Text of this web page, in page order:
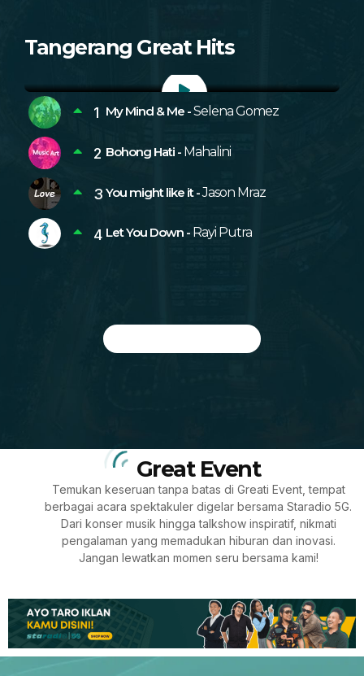
Tangerang Great Hits
Audio
Player
Rayi Putra
My Mind & Me -Selena Gomez
Bohong Hati - Mahalini
You might like it -Jason Mraz
Let You Down - Rayi Putra
Great Event
Temukan keseruan tanpa batas di Greati Event, tempat
berbagai acara spektakuler digelar bersama Staradio 5G.
Dari konser musik hingga talkshow inspiratif, nikmati
pengalaman yang memadukan hiburan dan inovasi.
Jangan lewatkan momen seru bersama kami!